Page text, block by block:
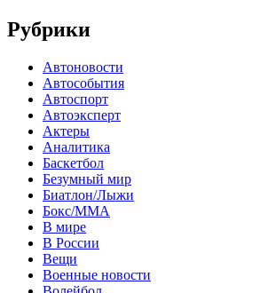
Рубрики
Автоновости
Автособытия
Автоспорт
Автоэксперт
Актеры
Аналитика
Баскетбол
Безумный мир
Биатлон/Лыжи
Бокс/MMA
В мире
В России
Вещи
Военные новости